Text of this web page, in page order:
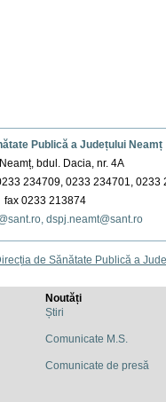
Publică a Județului Neamț
bdul. Dacia, nr. 4A
234709, 0233 234701, 0233
fax 0233 213874
dspj.neamt@sant.ro
de Sănătate Publică a
Noutăți
Știri
Comunicate M.S.
Comunicate de presă